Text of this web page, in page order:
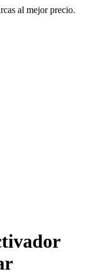
al mejor precio.